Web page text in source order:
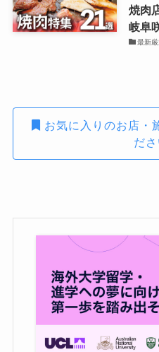
焼肉
岐阜
最新
お気に入りのお店・
ださ